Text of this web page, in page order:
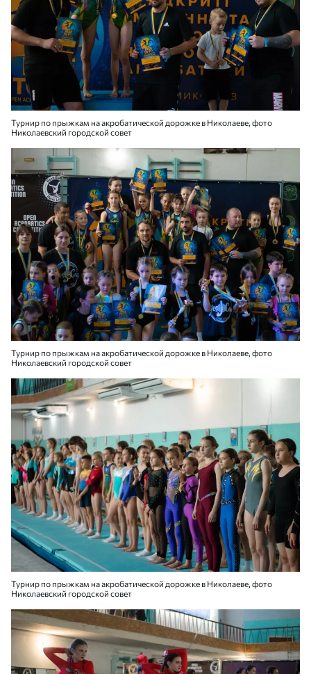
Турнир по прыжкам на акробатической дорожке в Николаеве, фото
Николаевский городской совет
Турнир по прыжкам на акробатической дорожке в Николаеве, фото
Николаевский городской совет
Турнир по прыжкам на акробатической дорожке в Николаеве, фото
Николаевский городской совет